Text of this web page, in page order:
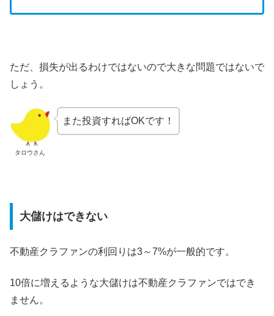
ただ、損失が出るわけではないので大きな問題ではないで
しょう。
タロウさん
また投資すればOKです！
大儲けはできない
不動産クラファンの利回りは3～7%が一般的です。
10倍に増えるような大儲けは不動産クラファンではでき
ません。